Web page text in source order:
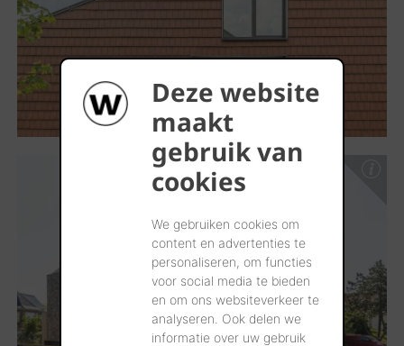
Deze website
maakt
gebruik van
cookies
We gebruiken cookies om
content en advertenties te
personaliseren, om functies
voor social media te bieden
en om ons websiteverkeer te
analyseren. Ook delen we
informatie over uw gebruik